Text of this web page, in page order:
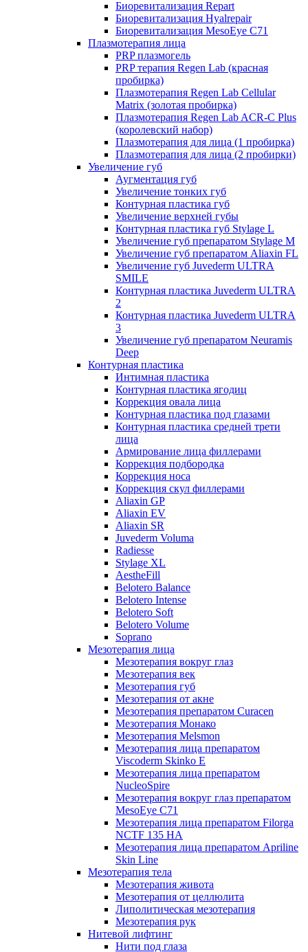
Биоревитализация Repart
Биоревитализация Hyalrepair
Биоревитализация MesoEye C71
Плазмотерапия лица
PRP плазмогель
PRP терапия Regen Lab (красная
пробирка)
Плазмотерапия Regen Lab Cellular
Matrix (золотая пробирка)
Плазмотерапия Regen Lab ACR-C Plus
(королевский набор)
Плазмотерапия для лица (1 пробирка)
Плазмотерапия для лица (2 пробирки)
Увеличение губ
Аугментация губ
Увеличение тонких губ
Контурная пластика губ
Увеличение верхней губы
Контурная пластика губ Stylage L
Увеличение губ препаратом Stylage M
Увеличение губ препаратом Aliaxin FL
Увеличение губ Juvederm ULTRA
SMILE
Контурная пластика Juvederm ULTRA
2
Контурная пластика Juvederm ULTRA
3
Увеличение губ препаратом Neuramis
Deep
Контурная пластика
Интимная пластика
Контурная пластика ягодиц
Коррекция овала лица
Контурная пластика под глазами
Контурная пластика средней трети
лица
Армирование лица филлерами
Коррекция подбородка
Коррекция носа
Коррекция скул филлерами
Aliaxin GP
Aliaxin EV
Aliaxin SR
Juvederm Voluma
Radiesse
Stylage XL
AestheFill
Belotero Balance
Belotero Intense
Belotero Soft
Belotero Volume
Soprano
Мезотерапия лица
Мезотерапия вокруг глаз
Мезотерапия век
Мезотерапия губ
Мезотерапия от акне
Мезотерапия препаратом Curacen
Мезотерапия Монако
Мезотерапия Melsmon
Мезотерапия лица препаратом
Viscoderm Skinko E
Мезотерапия лица препаратом
NucleoSpire
Мезотерапия вокруг глаз препаратом
MesoEye С71
Мезотерапия лица препаратом Filorga
NCTF 135 HA
Мезотерапия лица препаратом Apriline
Skin Line
Мезотерапия тела
Мезотерапия живота
Мезотерапия от целлюлита
Липолитическая мезотерапия
Мезотерапия рук
Нитевой лифтинг
Нити под глаза